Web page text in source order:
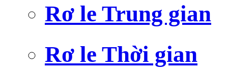
Rơ le Trung gian
Rơ le Thời gian